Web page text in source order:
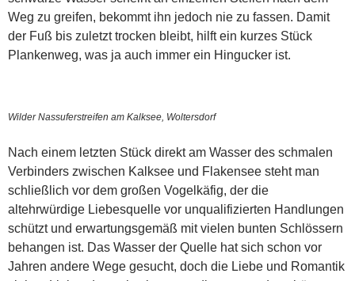
Weg zu greifen, bekommt ihn jedoch nie zu fassen. Damit
der Fuß bis zuletzt trocken bleibt, hilft ein kurzes Stück
Plankenweg, was ja auch immer ein Hingucker ist.
Wilder Nassuferstreifen am Kalksee, Woltersdorf
Nach einem letzten Stück direkt am Wasser des schmalen
Verbinders zwischen Kalksee und Flakensee steht man
schließlich vor dem großen Vogelkäfig, der die
altehrwürdige Liebesquelle vor unqualifizierten Handlungen
schützt und erwartungsgemäß mit vielen bunten Schlössern
behangen ist. Das Wasser der Quelle hat sich schon vor
Jahren andere Wege gesucht, doch die Liebe und Romantik